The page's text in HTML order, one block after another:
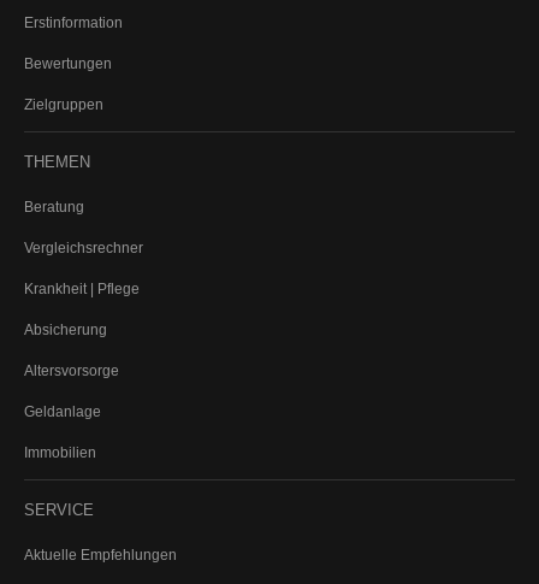
Kautionsversicherung
PKW (gewerbliche Nutzung)
PRIVATE ALTERSVORSORGE
Private Rentenversicherung
Riester-Rente
Pensionsfonds
Erstinformation
Bewertungen
Zielgruppen
THEMEN
Beratung
Vergleichsrechner
Krankheit | Pflege
Absicherung
Altersvorsorge
Geldanlage
Immobilien
SERVICE
Aktuelle Empfehlungen